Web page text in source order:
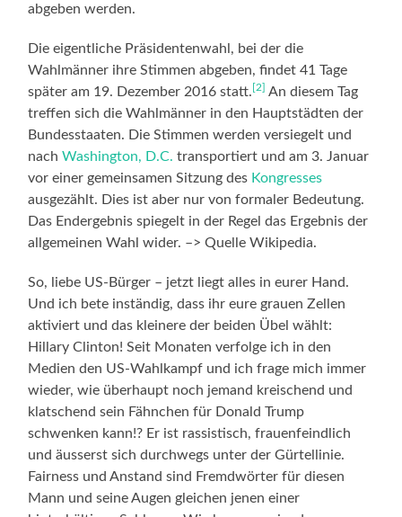
abgeben werden.
Die eigentliche Präsidentenwahl, bei der die
Wahlmänner ihre Stimmen abgeben, findet 41 Tage
später am 19. Dezember 2016 statt. [2] An diesem Tag
treffen sich die Wahlmänner in den Hauptstädten der
Bundesstaaten. Die Stimmen werden versiegelt und
nachWashington, D.C. transportiert und am 3. Januar
vor einer gemeinsamen Sitzung des Kongresses
ausgezählt. Dies ist aber nur von formaler Bedeutung.
Das Endergebnis spiegelt in der Regel das Ergebnis der
allgemeinen Wahl wider. –> Quelle Wikipedia.
So, liebe US-Bürger – jetzt liegt alles in eurer Hand.
Und ich bete inständig, dass ihr eure grauen Zellen
aktiviert und das kleinere der beiden Übel wählt:
Hillary Clinton! Seit Monaten verfolge ich in den
Medien den US-Wahlkampf und ich frage mich immer
wieder, wie überhaupt noch jemand kreischend und
klatschend sein Fähnchen für Donald Trump
schwenken kann!? Er ist rassistisch, frauenfeindlich
und äusserst sich durchwegs unter der Gürtellinie.
Fairness und Anstand sind Fremdwörter für diesen
Mann und seine Augen gleichen jenen einer